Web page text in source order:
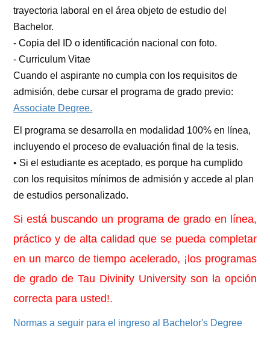
trayectoria laboral en el área objeto de estudio del
Bachelor.
- Copia del ID o identificación nacional con foto.
- Curriculum Vitae
Cuando el aspirante no cumpla con los requisitos de
admisión, debe cursar el programa de grado previo:
Associate Degree.
El programa se desarrolla en modalidad 100% en línea,
incluyendo el proceso de evaluación final de la tesis.
• Si el estudiante es aceptado, es porque ha cumplido
con los requisitos mínimos de admisión y accede al plan
de estudios personalizado.
Si está buscando un programa de grado en línea,
práctico y de alta calidad que se pueda completar
en un marco de tiempo acelerado, ¡los programas
de grado de Tau Divinity University son la opción
correcta para usted!.
Normas a seguir para el ingreso al Bachelor's Degree